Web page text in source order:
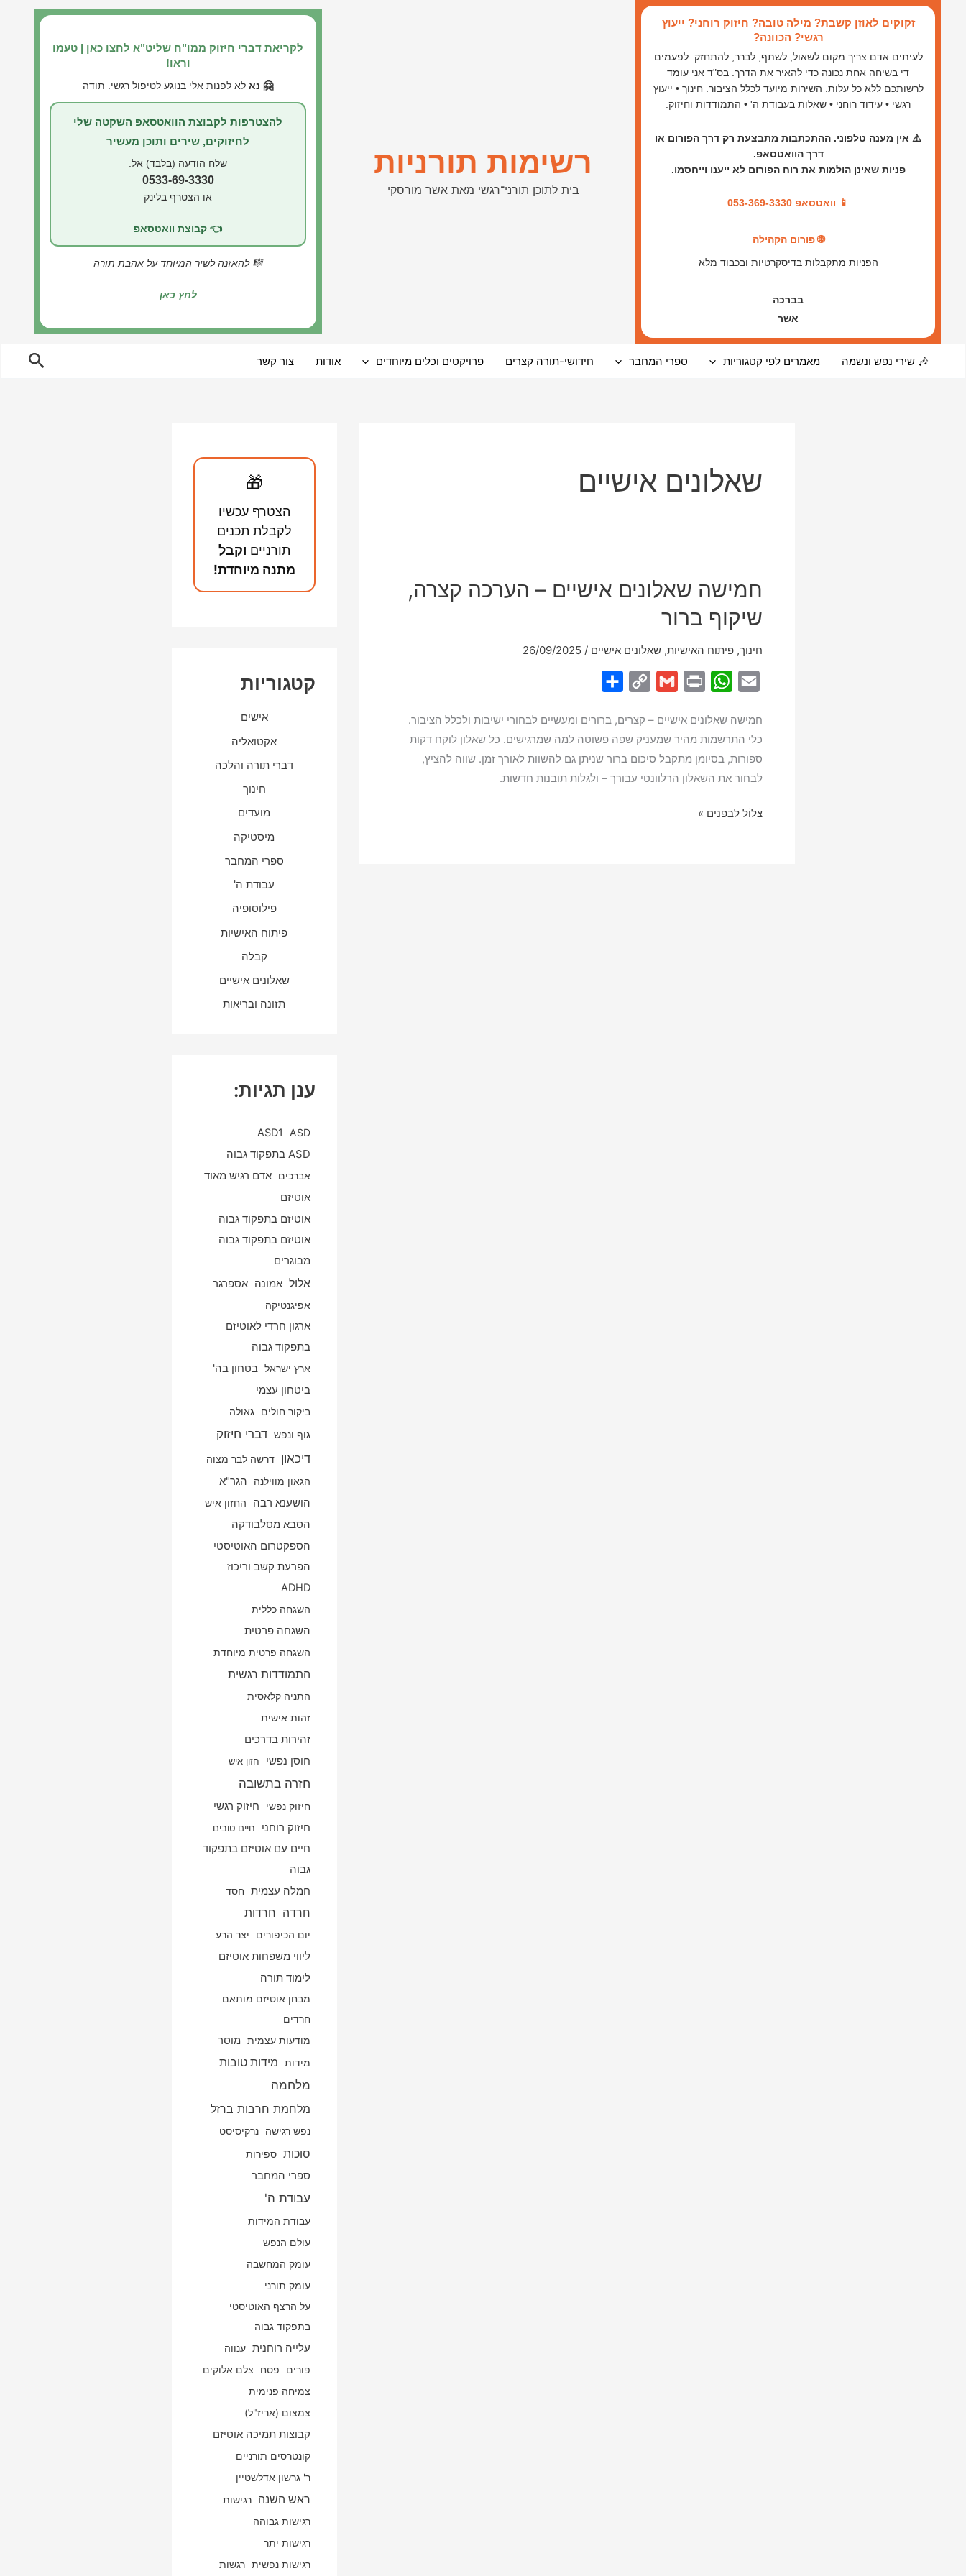
זקוקים לאוזן קשבת? מילה טובה? חיזוק רוחני? ייעוץ
רגשי? הכוונה?
לעיתים אדם צריך מקום לשאול, לשתף, לברר, להתחזק. לפעמים
די בשיחה אחת נכונה כדי להאיר את הדרך. בס"ד אני עומד
לרשותכם ללא כל עלות. השירות מיועד לכלל הציבור. חינוך • ייעוץ
רגשי • עידוד רוחני • שאלות בעבודת ה' • התמודדות וחיזוק.
⚠️ אין מענה טלפוני. ההתכתבות מתבצעת רק דרך הפורום או
דרך הוואטסאפ.
פניות שאינן הולמות את רוח הפורום לא ייענו וייחסמו.
📱 וואטסאפ 053-369-3330
🌐 פורום הקהילה
הפניות מתקבלות בדיסקרטיות ובכבוד מלא
בברכה
אשר
רשימות תורניות
בית לתוכן תורני־רגשי מאת אשר מורסקי
לקריאת דברי חיזוק ממו"ח שליט"א לחצו כאן | טעמו
וראו!
🤗 נא לא לפנות אלי בנוגע לטיפול רגשי. תודה
להצטרפות לקבוצת הוואטסאפ השקטה שלי
לחיזוקים, שירים ותוכן מעשיר
שלח הודעה (בלבד) אל:
0533-69-3330
או הצטרף בלינק
👈 קבוצת וואטסאפ
🎼 להאזנה לשיר המיוחד על אהבת תורה
לחץ כאן
🎶 שירי נפש ונשמה מאמרים לפי קטגוריות ספרי המחבר חידושי-תורה קצרים פרויקטים וכלים מיוחדים אודות צור קשר חיפוש
שאלונים אישיים
חמישה שאלונים אישיים – הערכה קצרה,
שיקוף ברור
חינוך,פיתוח האישיות,שאלונים אישיים /
26/09/2025
a
i
l
W
a
t
s
p
i
n
t
G
a
i
l
p
y
L
a
r
e
חמישה שאלונים אישיים – קצרים, ברורים ומעשיים לבחורי ישיבות ולכלל הציבור.
כלי התרשמות מהיר שמעניק שפה פשוטה למה שמרגישים. כל שאלון לוקח דקות
ספורות, בסיומן מתקבל סיכום ברור שניתן גם להשוות לאורך זמן. שווה להציץ,
לבחור את השאלון הרלוונטי עבורך – ולגלות תובנות חדשות.
חמישה
צלוֹל לבפנים »
🎁
הצטרף עכשיו
לקבלת תכנים
תורניים וקבל
מתנה מיוחדת!
קטגוריות
אישים
אקטואליה
דברי תורה והלכה
חינוך
מועדים
מיסטיקה
ספרי המחבר
עבודת ה'
פילוסופיה
פיתוח האישיות
קבלה
שאלונים אישיים
תזונה ובריאות
ענן תגיות:
ASD
ASD1
ASD בתפקוד גבוה
אברכים אדם רגיש מאוד
אוטיזם
אוטיזם בתפקוד גבוה
אוטיזם בתפקוד גבוה
מבוגרים
אלול אמונה אספרגר
אפיגנטיקה
ארגון חרדי לאוטיזם
בתפקוד גבוה
ארץ ישראל בטחון בה'
ביטחון עצמי
ביקור חולים גאולה
גוף ונפש דברי חיזוק
דיכאון דרשה לבר מצוה
הגאון מווילנה
הגר"א
הושענא רבה
החזון איש
הסבא מסלבודקה
הספקטרום האוטיסטי
הפרעת קשב וריכוז
ADHD
השגחה כללית
השגחה פרטית
השגחה פרטית מיוחדת
התמודדות רגשית
התניה קלאסית
זהות אישית
זהירות בדרכים
חוסן נפשי
חזון איש
חזרה בתשובה
חיזוק נפשי חיזוק רגשי
חיזוק רוחני חיים טובים
חיים עם אוטיזם בתפקוד
גבוה
חמלה עצמית חסד
חרדה חרדות
יום הכיפורים יצר הרע
ליווי משפחות אוטיזם
לימוד תורה
מבחן אוטיזם מותאם
חרדים
מודעות עצמית מוסר
מידות מידות טובות
מלחמה
מלחמת חרבות ברזל
נפש רגישה נרקיסיסט
סוכות ספירות
ספרי המחבר
עבודת ה'
עבודת המידות
עולם הנפש
עומק המחשבה
עומק תורני
על הרצף האוטיסטי
בתפקוד גבוה
עלייה רוחנית ענווה
פורים
פסח
צלם אלוקים
צמיחה פנימית
צמצום (אריז"ל)
קבוצות תמיכה אוטיזם
קונטרסים תורניים
ר' גרשון אדלשטיין
ראש השנה רגישות
רגישות גבוהה
רגישות יתר
רגישות נפשית רגשות